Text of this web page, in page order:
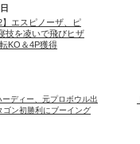
】エスピノーザ、ピ
技を凌いで飛びヒザ
KO＆4P獲得
ーディー、元プロボウル出
ン初勝利にブーイング